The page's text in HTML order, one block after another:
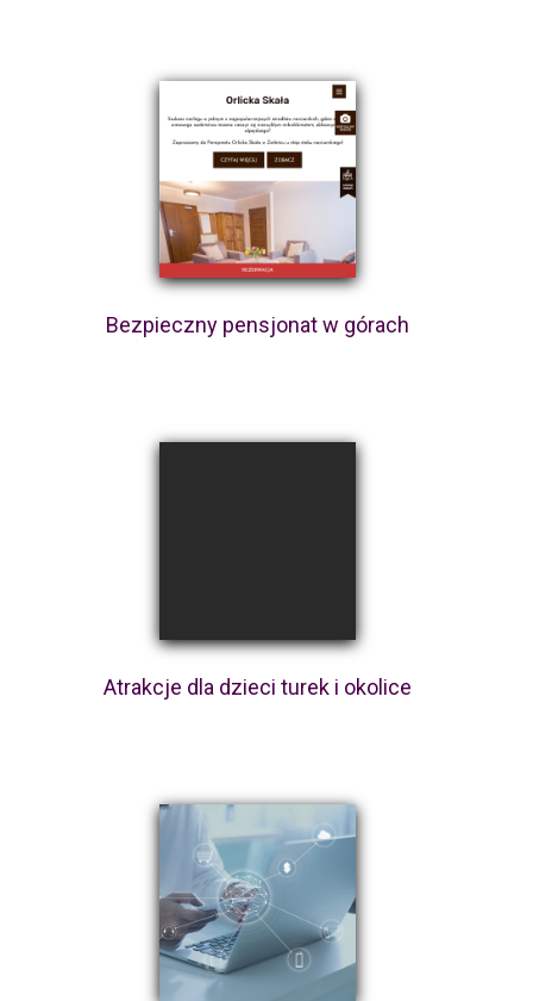
Bezpieczny pensjonat w górach
Atrakcje dla dzieci turek i okolice